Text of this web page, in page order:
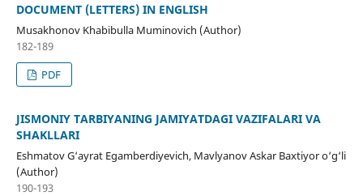
DOCUMENT (LETTERS) IN ENGLISH
Musakhonov Khabibulla Muminovich (Author)
182-189
PDF
JISMONIY TARBIYANING JAMIYATDAGI VAZIFALARI VA
SHAKLLARI
Eshmatov G‘ayrat Egamberdiyevich, Mavlyanov Askar Baxtiyor o‘g‘li
(Author)
190-193